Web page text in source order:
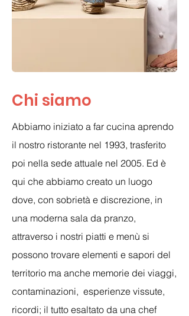
Chi siamo
​Abbiamo iniziato a far cucina aprendo
il nostro ristorante nel 1993, trasferito
poi nella sede attuale nel 2005. Ed è
qui che abbiamo creato un luogo
dove, con sobrietà e discrezione, in
una moderna sala da pranzo,
attraverso i nostri piatti e menù si
possono trovare elementi e sapori del
territorio ma anche memorie dei viaggi,
contaminazioni, esperienze vissute,
ricordi; il tutto esaltato da una chef